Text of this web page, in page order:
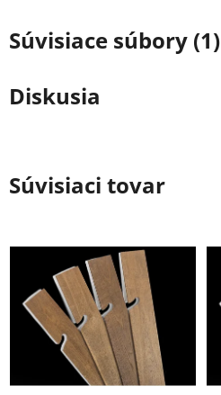
Súvisiace súbory (1)
Diskusia
Súvisiaci tovar